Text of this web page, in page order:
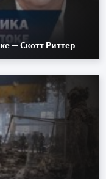
— Скотт Риттер